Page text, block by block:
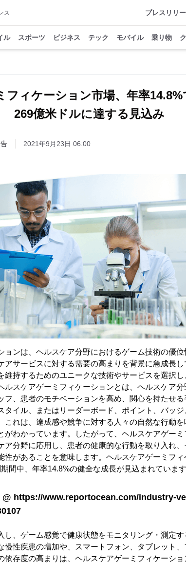
ス プレスリリ
ル スポーツ ビジネス テック モバイル 乗り物
フィケーション市場、年率14.8%
269億米ドルに達する見込み
2021年9月23日 06:00
ョンは、ヘルスケア分野におけるゲーム技術の優
アサービスに対する需要の高まりを背景に急成長
維持するためのユニークな技術やサービスを選択
ルスケアゲーミフィケーションとは、ヘルスケア
フ、患者のモチベーションを高め、関心を持たせ
タイル、またはリーダーボード、ポイント、バッ
これは、達成感や競争に対する人々の自然な行動
がわかっています。したがって、ヘルスケアゲー
ア分野に応用し、患者の健康的な行動を取り入れ
性があることを意味します。ヘルスケアゲーミフ
間中、年率14.8%の健全な成長が見込まれています
@ https://www.reportocean.com/industry-
し、ゲーム感覚で健康状態をモニタリング・測定
慢性疾患の増加や、スマートフォン、タブレット
依存度の高まりは、ヘルスケアゲーミフィケーシ